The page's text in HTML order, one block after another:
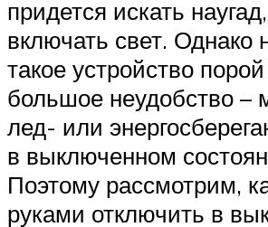
придется искать
включать свет. Однако
такое устройство
большое неудобство –
лед- или
в выключенном
Поэтому рассмотрим,
руками отключить в